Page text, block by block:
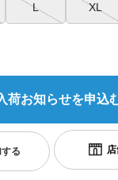
L XL
る
荷お知らせを申込